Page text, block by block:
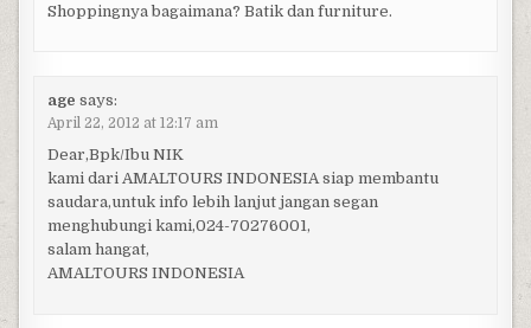
Shoppingnya bagaimana? Batik dan furniture.
age says:
April 22, 2012 at 12:17 am
Dear,Bpk/Ibu NIK
kami dari AMALTOURS INDONESIA siap membantu
saudara,untuk info lebih lanjut jangan segan
menghubungi kami,024-70276001,
salam hangat,
AMALTOURS INDONESIA